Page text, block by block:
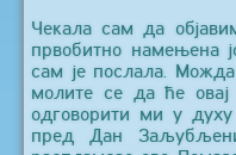
Чекала сам да
првобитно намењена
сам је послала.
молите се да ће
одговорити ми у
пред Дан